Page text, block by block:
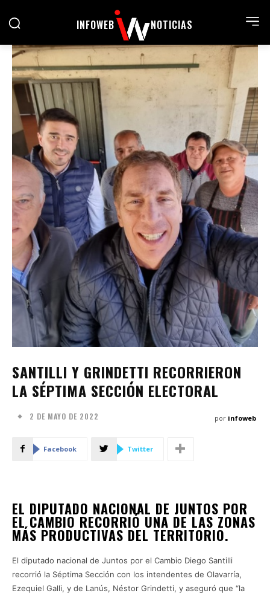
INFOWEB NOTICIAS
SANTILLI Y GRINDETTI RECORRIERON
LA SÉPTIMA SECCIÓN ELECTORAL
2 DE MAYO DE 2022 por infoweb
Facebook Twitter
EL DIPUTADO NACIONAL DE JUNTOS POR
EL CAMBIO RECORRIÓ UNA DE LAS ZONAS
MÁS PRODUCTIVAS DEL TERRITORIO.
El diputado nacional de Juntos por el Cambio Diego Santilli
recorrió la Séptima Sección con los intendentes de Olavarría,
Ezequiel Galli, y de Lanús, Néstor Grindetti, y aseguró que “la